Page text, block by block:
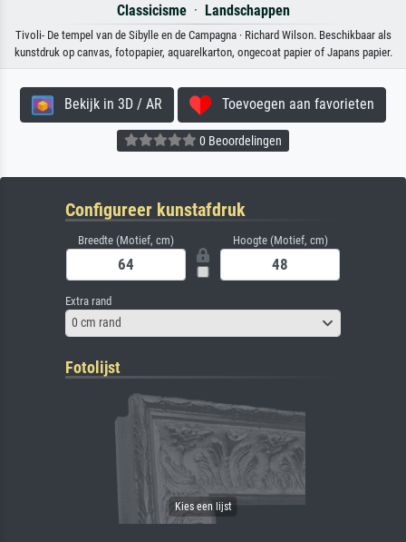
Classicisme· Landschappen
Tivoli- De tempel van de Sibylle en de Campagna · Richard Wilson. Beschikbaar als
kunstdruk op canvas, fotopapier, aquarelkarton, ongecoat papier of Japans papier.
Bekijk in 3D / AR Toevoegen aan favorieten
0 Beoordelingen
Configureer kunstafdruk
Breedte (Motief, cm) Hoogte (Motief, cm)
Extra rand
0 cm rand
Fotolijst